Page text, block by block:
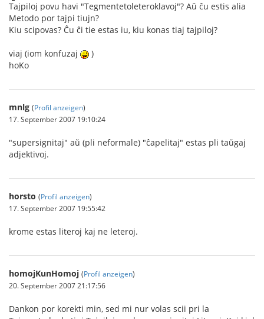
Tajpiloj povu havi "Tegmentetoleteroklavoj"? Aŭ ĉu estis alia
Metodo por tajpi tiujn?
Kiu scipovas? Ĉu ĉi tie estas iu, kiu konas tiaj tajpiloj?
viaj (iom konfuzaj
)
hoKo
mnlg (Profil anzeigen)
17. September 2007 19:10:24
"supersignitaj" aŭ (pli neformale) "ĉapelitaj" estas pli taŭgaj
adjektivoj.
horsto (Profil anzeigen)
17. September 2007 19:55:42
krome estas literoj kaj ne leteroj.
homojKunHomoj (Profil anzeigen)
20. September 2007 21:17:56
Dankon por korekti min, sed mi nur volas scii pri la